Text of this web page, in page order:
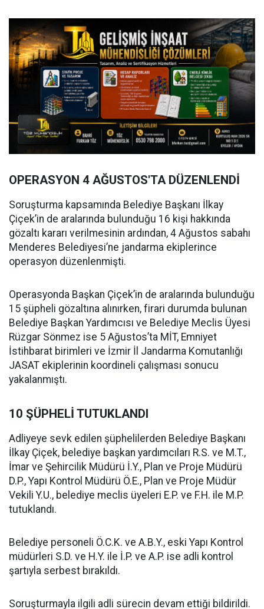
OPERASYON 4 AĞUSTOS'TA DÜZENLENDİ
Soruşturma kapsamında Belediye Başkanı İlkay
Çiçek’in de aralarında bulunduğu 16 kişi hakkında
gözaltı kararı verilmesinin ardından, 4 Ağustos sabahı
Menderes Belediyesi’ne jandarma ekiplerince
operasyon düzenlenmişti.
Operasyonda Başkan Çiçek’in de aralarında bulunduğu
15 şüpheli gözaltına alınırken, firari durumda bulunan
Belediye Başkan Yardımcısı ve Belediye Meclis Üyesi
Rüzgar Sönmez ise 5 Ağustos’ta MİT, Emniyet
İstihbarat birimleri ve İzmir İl Jandarma Komutanlığı
JASAT ekiplerinin koordineli çalışması sonucu
yakalanmıştı.
10 ŞÜPHELİ TUTUKLANDI
Adliyeye sevk edilen şüphelilerden Belediye Başkanı
İlkay Çiçek, belediye başkan yardımcıları R.S. ve M.T.,
İmar ve Şehircilik Müdürü İ.Y., Plan ve Proje Müdürü
D.P., Yapı Kontrol Müdürü Ö.E., Plan ve Proje Müdür
Vekili Y.U., belediye meclis üyeleri E.P. ve F.H. ile M.P.
tutuklandı.
Belediye personeli Ö.C.K. ve A.B.Y., eski Yapı Kontrol
müdürleri S.D. ve H.Y. ile İ.P. ve A.P. ise adli kontrol
şartıyla serbest bırakıldı.
Soruşturmayla ilgili adli sürecin devam ettiği bildirildi.